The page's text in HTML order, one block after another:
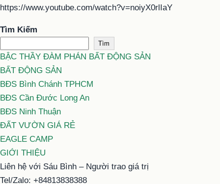
https://www.youtube.com/watch?v=noiyX0rlIaY
Tìm Kiếm
Tìm
BẬC THẦY ĐÀM PHÁN BẤT ĐỘNG SẢN
BẤT ĐỘNG SẢN
BĐS Bình Chánh TPHCM
BĐS Cần Đước Long An
BĐS Ninh Thuận
ĐẤT VƯỜN GIÁ RẺ
EAGLE CAMP
GIỚI THIỆU
Liên hệ với Sáu Bình – Người trao giá trị
Tel/Zalo: +84813838388